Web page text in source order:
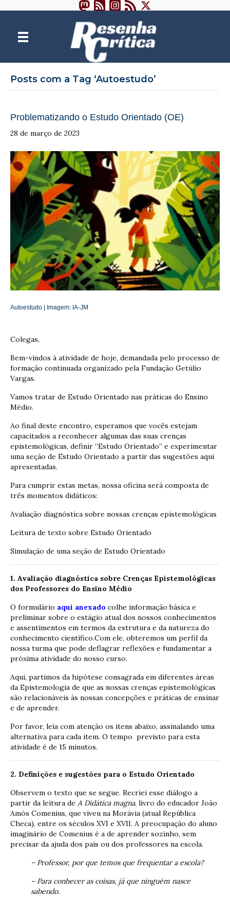
Posts com a Tag ‘Autoestudo’
Problematizando o Estudo Orientado (OE)
28 de março de 2023
Autoestudo | Imagem: IA-JM
Colegas,
Bem-vindos à atividade de hoje, demandada pelo processo de
formação continuada organizado pela Fundação Getúlio
Vargas.
Vamos tratar de Estudo Orientado nas práticas do Ensino
Médio.
Ao final deste encontro, esperamos que vocês estejam
capacitados a reconhecer algumas das suas crenças
epistemológicas, definir “Estudo Orientado” e experimentar
uma seção de Estudo Orientado a partir das sugestões aqui
apresentadas.
Para cumprir estas metas, nossa oficina será composta de
três momentos didáticos:
Avaliação diagnóstica sobre nossas crenças epistemológicas
Leitura de texto sobre Estudo Orientado
Simulação de uma seção de Estudo Orientado
1. Avaliação diagnóstica sobre Crenças Epistemológicas
dos Professores do Ensino Médio
O formulário aqui anexado colhe informação básica e
preliminar sobre o estágio atual dos nossos conhecimentos
e assentimentos em termos da estrutura e da natureza do
conhecimento científico.Com ele, obteremos um perfil da
nossa turma que pode deflagrar reflexões e fundamentar a
próxima atividade do nosso curso.
Aqui, partimos da hipótese consagrada em diferentes áreas
da Epistemologia de que as nossas crenças epistemológicas
são relacionáveis às nossas concepções e práticas de ensinar
e de aprender.
Por favor, leia com atenção os itens abaixo, assinalando uma
alternativa para cada item. O tempo previsto para esta
atividade é de 15 minutos.
2. Definições e sugestões para o Estudo Orientado
Observem o texto que se segue. Recriei esse diálogo a
partir da leitura de A Didática magna, livro do educador João
Amós Comenius, que viveu na Morávia (atual República
Checa), entre os séculos XVI e XVII. A preocupação do aluno
imaginário de Comenius é a de aprender sozinho, sem
precisar da ajuda dos pais ou dos professores na escola.
– Professor, por que temos que frequentar a escola?
– Para conhecer as coisas, já que ninguém nasce
sabendo.